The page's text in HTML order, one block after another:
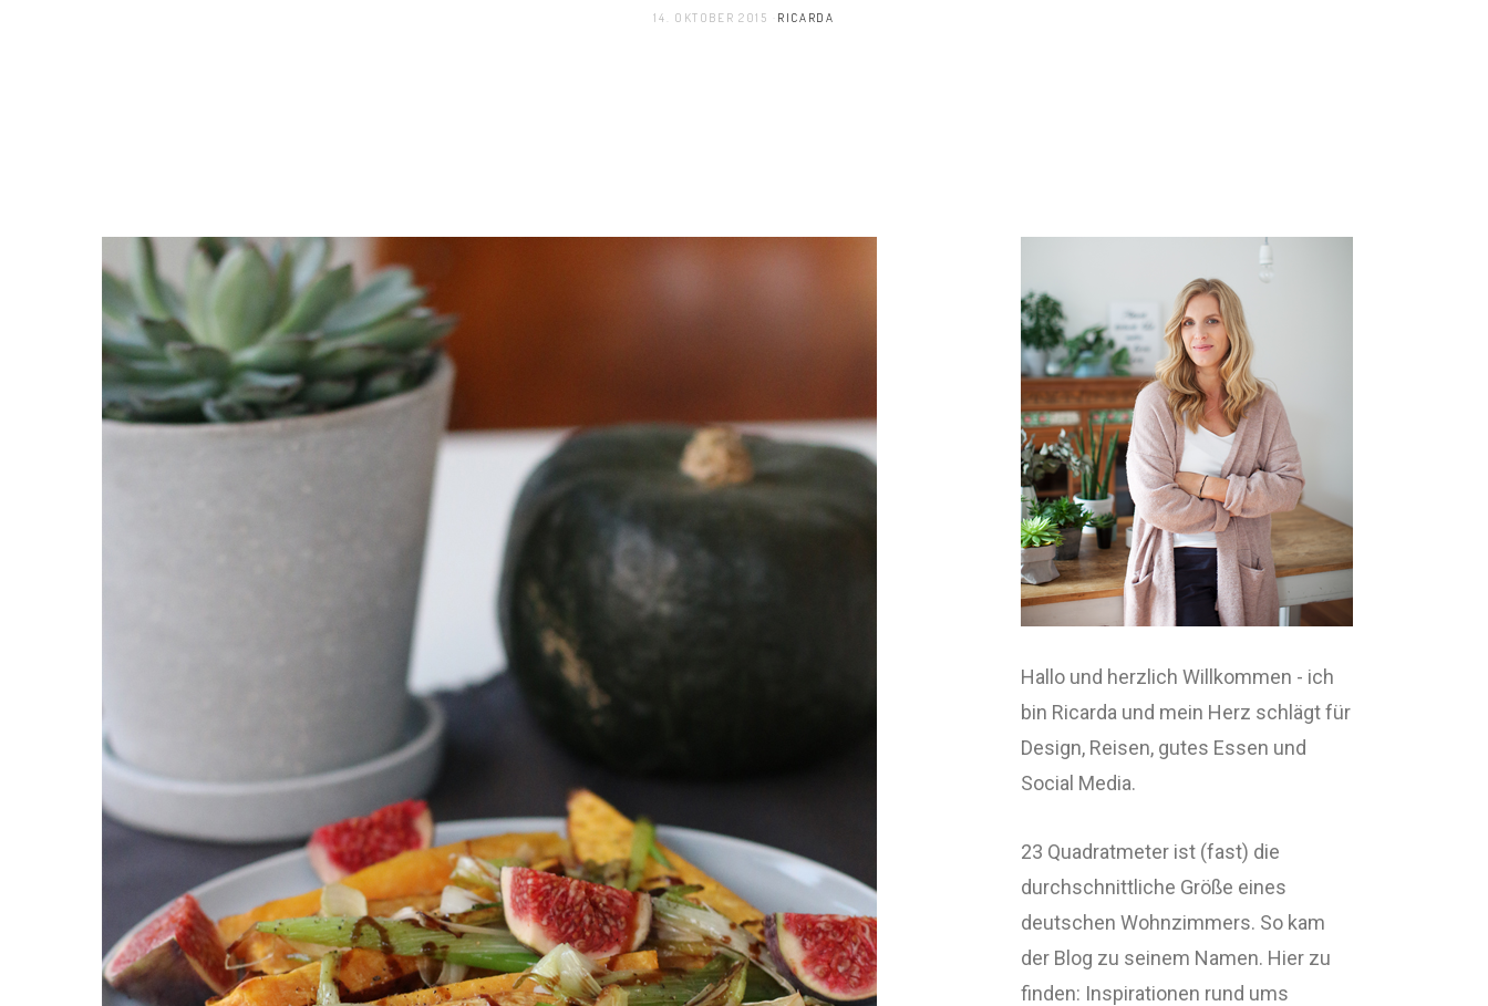
14. OKTOBER 2015 RICARDA
Hallo und herzlich Willkommen - ich
bin Ricarda und mein Herz schlägt für
Design, Reisen, gutes Essen und
Social Media.
23 Quadratmeter ist (fast) die
durchschnittliche Größe eines
deutschen Wohnzimmers. So kam
der Blog zu seinem Namen. Hier zu
finden: Inspirationen rund ums